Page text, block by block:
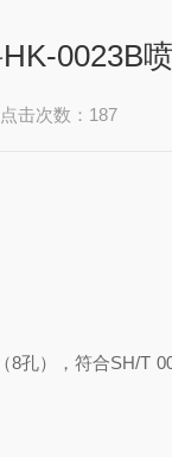
0023B
点击次数：187
8孔），符合SH/T